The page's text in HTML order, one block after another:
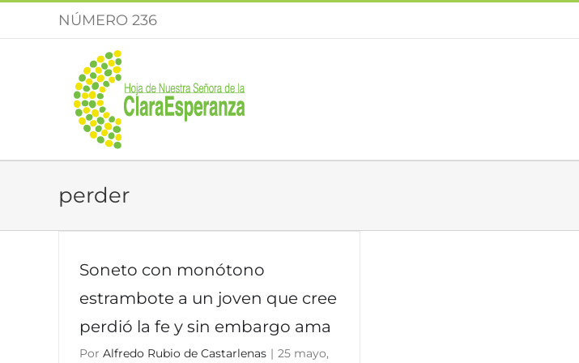
NÚMERO 236
perder
Soneto con monótono
estrambote a un joven que cree
perdió la fe y sin embargo ama
Por Alfredo Rubio de Castarlenas | 25 mayo,